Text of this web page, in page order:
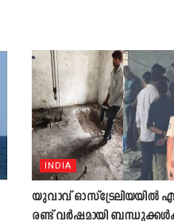
INDIA
യുവാവ് ഓസ്ട്രേലിയയിൽ
രണ്ട് വർഷമായി